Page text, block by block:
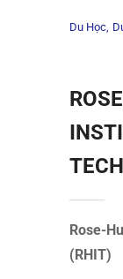
Du Học
Rose-
(RHIT)